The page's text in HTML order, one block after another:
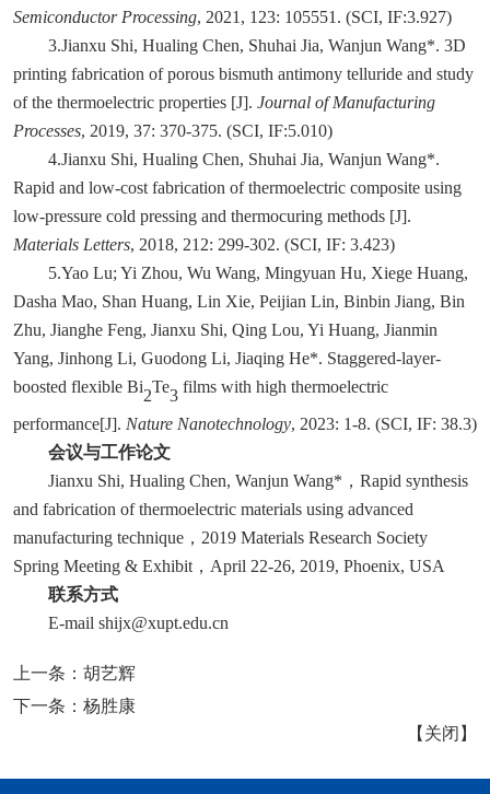
Semiconductor Processing, 2021, 123: 105551. (SCI, IF:3.927)
3.Jianxu Shi, Hualing Chen, Shuhai Jia, Wanjun Wang*. 3D
printing fabrication of porous bismuth antimony telluride and study
of the thermoelectric properties [J]. Journal of Manufacturing
Processes, 2019, 37: 370-375. (SCI, IF:5.010)
4.Jianxu Shi, Hualing Chen, Shuhai Jia, Wanjun Wang*.
Rapid and low-cost fabrication of thermoelectric composite using
low-pressure cold pressing and thermocuring methods [J].
Materials Letters, 2018, 212: 299-302. (SCI, IF: 3.423)
5.Yao Lu; Yi Zhou, Wu Wang, Mingyuan Hu, Xiege Huang,
Dasha Mao, Shan Huang, Lin Xie, Peijian Lin, Binbin Jiang, Bin
Zhu, Jianghe Feng, Jianxu Shi, Qing Lou, Yi Huang, Jianmin
Yang, Jinhong Li, Guodong Li, Jiaqing He*. Staggered-layer-
boosted flexible Bi2Te3 films with high thermoelectric
performance[J]. Nature Nanotechnology, 2023: 1-8. (SCI, IF: 38.3)
会议与工作论文
Jianxu Shi, Hualing Chen, Wanjun Wang* ， Rapid synthesis
and fabrication of thermoelectric materials using advanced
manufacturing technique ， 2019 Materials Research Society
Spring Meeting & Exhibit ， April 22-26, 2019, Phoenix, USA
联系方式
E-mail shijx@xupt.edu.cn
上一条： 胡艺辉
下一条： 杨胜康
【 关闭 】